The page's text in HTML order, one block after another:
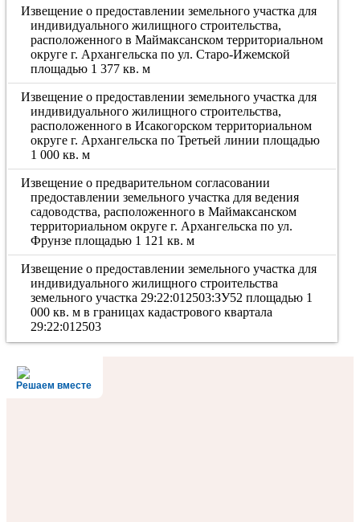
Извещение о предоставлении земельного участка для
индивидуального жилищного строительства,
расположенного в Маймаксанском территориальном
округе г. Архангельска по ул. Старо-Ижемской
площадью 1 377 кв. м
Извещение о предоставлении земельного участка для
индивидуального жилищного строительства,
расположенного в Исакогорском территориальном
округе г. Архангельска по Третьей линии площадью
1 000 кв. м
Извещение о предварительном согласовании
предоставлении земельного участка для ведения
садоводства, расположенного в Маймаксанском
территориальном округе г. Архангельска по ул.
Фрунзе площадью 1 121 кв. м
Извещение о предоставлении земельного участка для
индивидуального жилищного строительства
земельного участка 29:22:012503:ЗУ52 площадью 1
000 кв. м в границах кадастрового квартала
29:22:012503
Решаем вместе